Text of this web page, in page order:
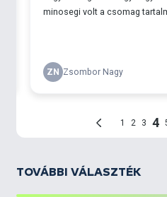
TOVÁBBI VÁLASZTÉK